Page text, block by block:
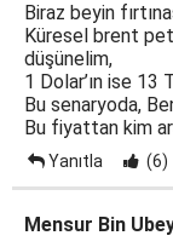
Biraz beyin
Küresel brent
düşünelim,
1 Dolar’ın ise
Bu senaryoda,
Bu fiyattan kim
Yanıtla (6)
Mensur Bin